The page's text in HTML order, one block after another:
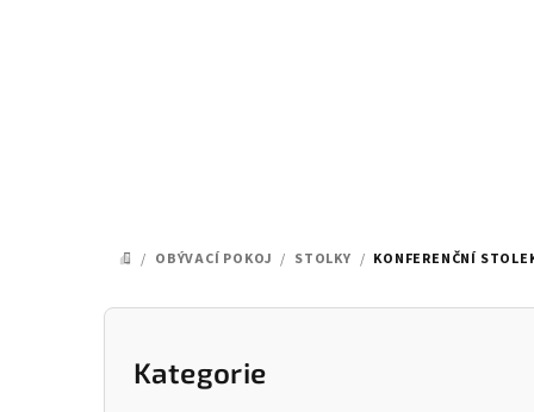
DOMŮ
/ OBÝVACÍ POKOJ / STOLKY / KONFERENČNÍ
P
Přeskočit
kategorie
Kategorie